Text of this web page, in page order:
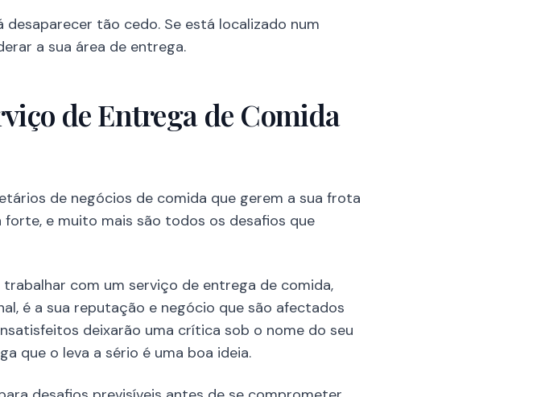
tão cedo. Se está localizado num
a sua área de entrega.
de Entrega de Comida
de negócios de comida que gerem a sua frota
e muito mais são todos os desafios que
com um serviço de entrega de comida,
é a sua reputação e negócio que são afectados
deixarão uma crítica sob o nome do seu
que o leva a sério é uma boa ideia.